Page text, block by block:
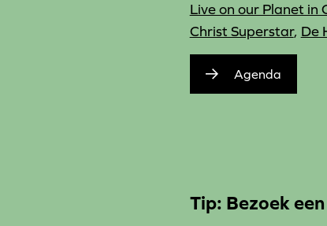
Live on our Planet in
Christ Superstar, De
Agenda
Tip: Bezoek